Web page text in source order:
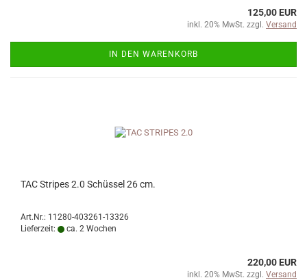
125,00 EUR
inkl. 20% MwSt. zzgl. Versand
IN DEN WARENKORB
TAC Stripes 2.0 Schüssel 26 cm.
Art.Nr.: 11280-403261-13326
Lieferzeit:
ca. 2 Wochen
220,00 EUR
inkl. 20% MwSt. zzgl. Versand